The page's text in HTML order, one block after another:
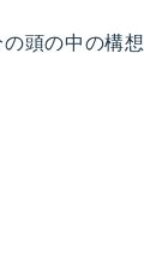
頭の中の構想